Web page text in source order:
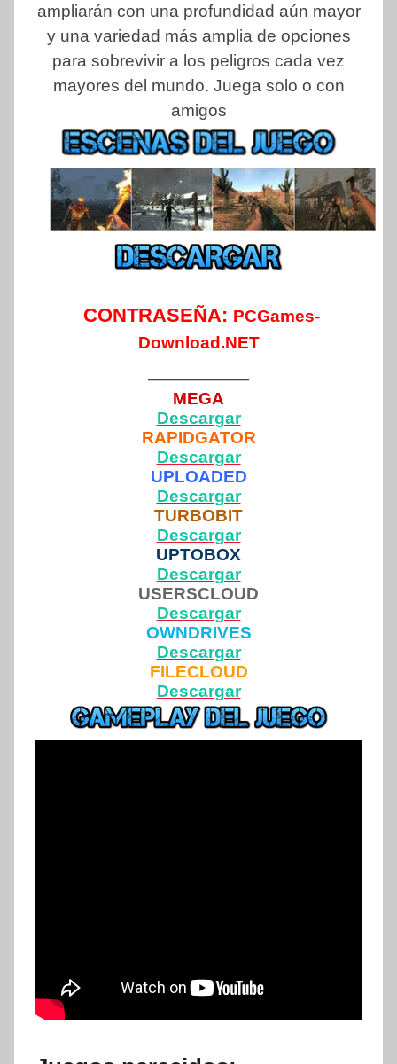
ampliarán con una profundidad aún mayor
y una variedad más amplia de opciones
para sobrevivir a los peligros cada vez
mayores del mundo. Juega solo o con
amigos
CONTRASEÑA: PCGames-
Download.NET
——————
MEGA
Descargar
RAPIDGATOR
Descargar
UPLOADED
Descargar
TURBOBIT
Descargar
UPTOBOX
Descargar
USERSCLOUD
Descargar
OWNDRIVES
Descargar
FILECLOUD
Descargar